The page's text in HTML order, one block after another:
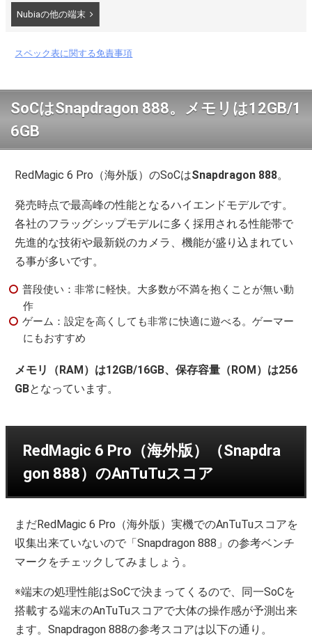
Nubiaの他の端末
スペック表に関する免責事項
SoCはSnapdragon 888。メモリは12GB/1
6GB
RedMagic 6 Pro（海外版）のSoCはSnapdragon 888。
発売時点で最高峰の性能となるハイエンドモデルです。
各社のフラッグシップモデルに多く採用される性能帯で
先進的な技術や最新鋭のカメラ、機能が盛り込まれてい
る事が多いです。
普段使い：非常に軽快。大多数が不満を抱くことが無い動
作
ゲーム：設定を高くしても非常に快適に遊べる。ゲーマー
にもおすすめ
メモリ（RAM）は12GB/16GB、保存容量（ROM）は256
GBとなっています。
RedMagic 6 Pro（海外版）（Snapdra
gon 888）のAnTuTuスコア
まだRedMagic 6 Pro（海外版）実機でのAnTuTuスコアを
収集出来ていないので「Snapdragon 888」の参考ベンチ
マークをチェックしてみましょう。
※端末の処理性能はSoCで決まってくるので、同一SoCを
搭載する端末のAnTuTuスコアで大体の操作感が予測出来
ます。Snapdragon 888の参考スコアは以下の通り。